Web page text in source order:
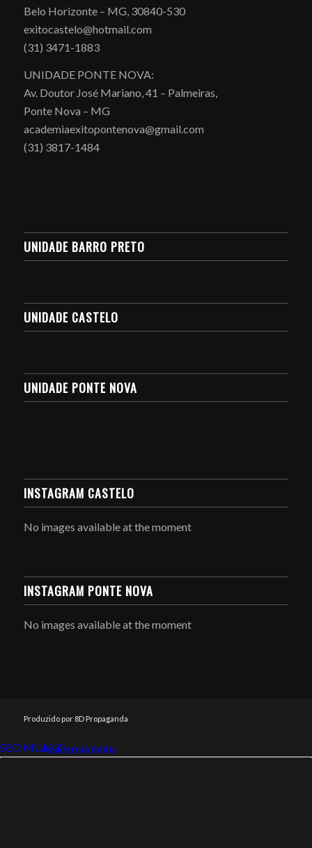
Belo Horizonte – MG, 30840-530
exitocastelo@hotmail.com
(31) 3471-1883
UNIDADE PONTE NOVA:
Av. Doutor José Mariano, 41 – Palmeiras,
Ponte Nova – MG
academiaexitopontenova@gmail.com
(31) 3817-1484
UNIDADE BARRO PRETO
UNIDADE CASTELO
UNIDADE PONTE NOVA
INSTAGRAM CASTELO
No images available at the moment
INSTAGRAM PONTE NOVA
No images available at the moment
Produzido por 8D Propaganda
SEO MUNIZ
Link112Academia êxito